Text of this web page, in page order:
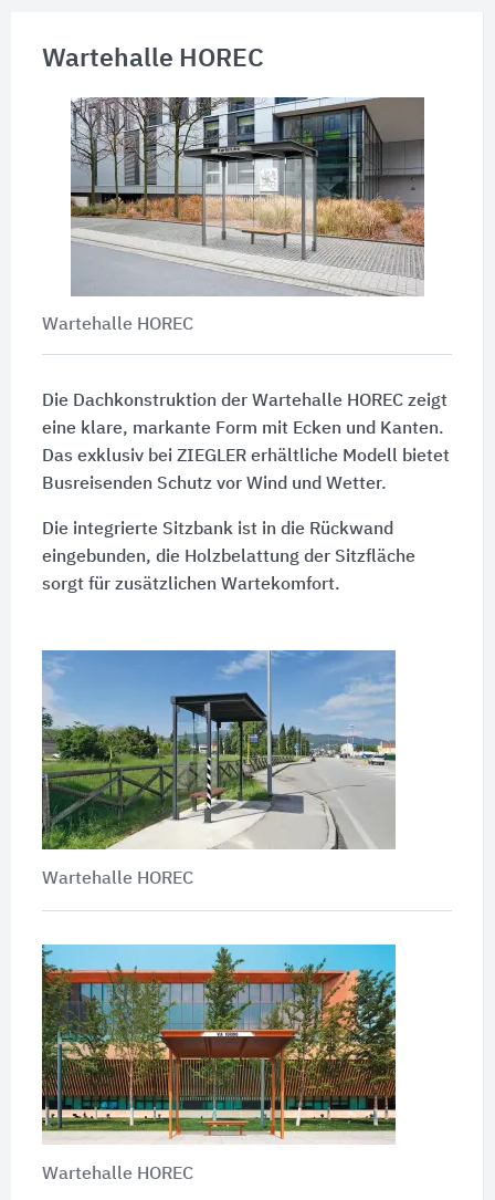
Wartehalle HOREC
Wartehalle HOREC
Die Dachkonstruktion der Wartehalle HOREC zeigt
eine klare, markante Form mit Ecken und Kanten.
Das exklusiv bei ZIEGLER erhältliche Modell bietet
Busreisenden Schutz vor Wind und Wetter.
Die integrierte Sitzbank ist in die Rückwand
eingebunden, die Holzbelattung der Sitzfläche
sorgt für zusätzlichen Wartekomfort.
Wartehalle HOREC
Wartehalle HOREC